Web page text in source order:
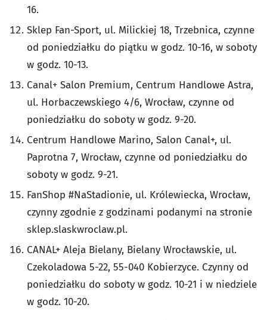
16.
Sklep Fan-Sport, ul. Milickiej 18, Trzebnica, czynne
od poniedziałku do piątku w godz. 10-16, w soboty
w godz. 10-13.
Canal+ Salon Premium, Centrum Handlowe Astra,
ul. Horbaczewskiego 4/6, Wrocław, czynne od
poniedziałku do soboty w godz. 9-20.
Centrum Handlowe Marino, Salon Canal+, ul.
Paprotna 7, Wrocław, czynne od poniedziałku do
soboty w godz. 9-21.
FanShop #NaStadionie, ul. Królewiecka, Wrocław,
czynny zgodnie z godzinami podanymi na stronie
sklep.slaskwroclaw.pl.
CANAL+ Aleja Bielany, Bielany Wrocławskie, ul.
Czekoladowa 5-22, 55-040 Kobierzyce. Czynny od
poniedziałku do soboty w godz. 10-21 i w niedziele
w godz. 10-20.